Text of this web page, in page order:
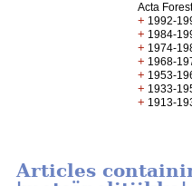
Acta
+ 1992-
+ 1984-
+ 1974-
+ 1968-
+ 1953-
+ 1933-
+ 1913-
Articles